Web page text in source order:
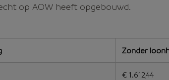
op AOW heeft opgebouwd.
Zonder
€ 1.612,44